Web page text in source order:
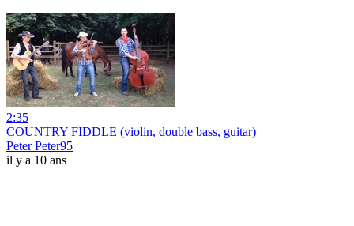
2:35
COUNTRY FIDDLE (violin, double bass, guitar)
Peter Peter95
il y a 10 ans